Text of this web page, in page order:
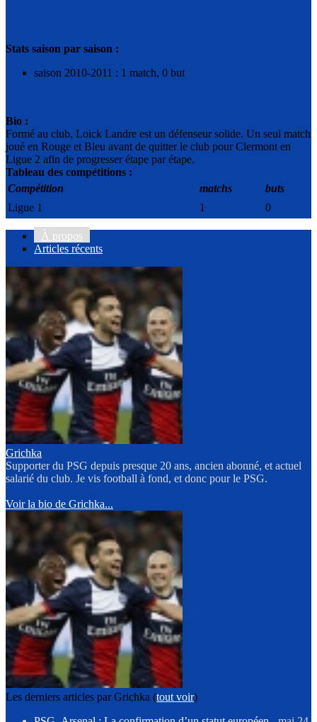
Stats saison par saison :
saison 2010-2011 : 1 match, 0 but
Bio :
Formé au club, Loick Landre est un défenseur solide. Un seul match
joué en Rouge et Bleu avant de quitter le club pour Clermont en
Ligue 2 afin de progresser étape par étape.
Tableau des compétitions :
Compétition
matchs
buts
Ligue 1
1 0
À propos
Articles récents
Grichka
Supporter du PSG depuis presque 20 ans, ancien abonné, et actuel
salarié du club. Je vis football à fond, et donc pour le PSG.
Voir la bio de Grichka...
Les derniers articles par Grichka (tout voir)